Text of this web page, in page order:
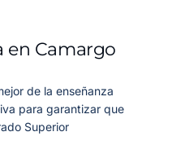
en Camargo
de la enseñanza
para garantizar que
Superior